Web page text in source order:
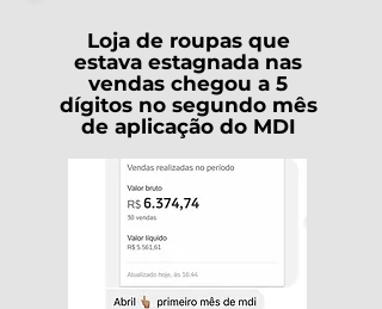
Loja de roupas que
estava estagnada nas
vendas chegou a 5
dígitos no segundo mês
de aplicação do MDI